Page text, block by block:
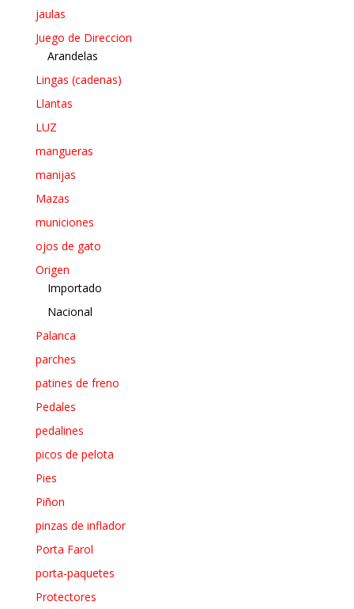
jaulas
Juego de Direccion
Arandelas
Lingas (cadenas)
Llantas
LUZ
mangueras
manijas
Mazas
municiones
ojos de gato
Origen
Importado
Nacional
Palanca
parches
patines de freno
Pedales
pedalines
picos de pelota
Pies
Piñon
pinzas de inflador
Porta Farol
porta-paquetes
Protectores